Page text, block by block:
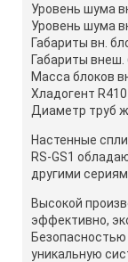
Уровень шума
Уровень шума
Габариты вн.
Габариты
Масса блоков
Хладогент R410
Диаметр труб
Настенные
RS-GS1
другими
Высокой
эффективно,
уникальную